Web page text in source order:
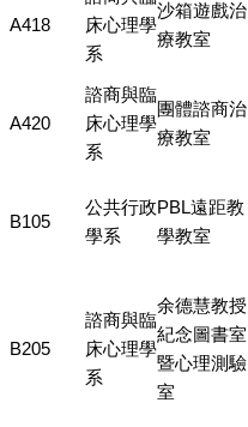
A418
床心理學
系
沙箱遊戲治
療教室
A420
諮商與臨
床心理學
系
團體諮商治
療教室
B105
公共行政
學系
PBL遠距教
學教室
B205
諮商與臨
床心理學
系
余德慧教授
紀念圖書室
暨心理測驗
室